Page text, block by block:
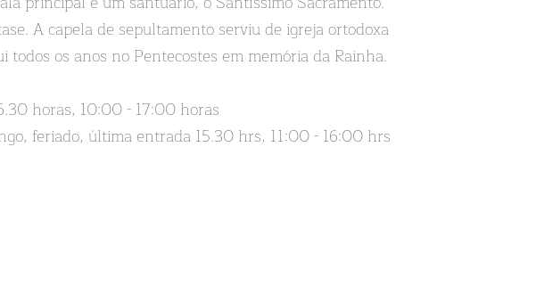
A capela de sepultamento serviu de igreja ortodoxa
os anos no Pentecostes em memória da Rainha.
horas, 10:00 - 17:00 horas
feriado, última entrada 15.30 hrs, 11:00 - 16:00 hrs